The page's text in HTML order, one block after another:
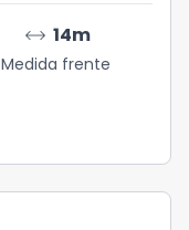
arrow_range 14m
Medida frente